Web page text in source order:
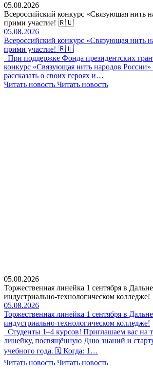
05.08.2026
Всероссийский конкурс «Связующая нить
прими участие! 🇷🇺
05.08.2026
Всероссийский конкурс «Связующая нить
прими участие! 🇷🇺
При поддержке Фонда президентских
конкурс «Связующая нить народов
рассказать о своих героях и…
Читать новость Читать новость
05.08.2026
Торжественная линейка 1 сентября в
индустриально-технологическом колледже!
05.08.2026
Торжественная линейка 1 сентября в
индустриально-технологическом колледже!
Студенты 1–4 курсов! Приглашаем вас на
линейку, посвящённую Дню знаний и
учебного года. 🗓 Когда: 1…
Читать новость Читать новость